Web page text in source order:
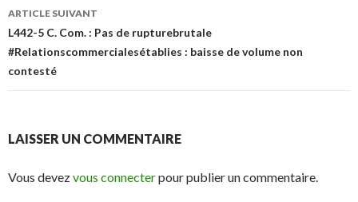
ARTICLE SUIVANT
L442-5 C. Com. : Pas de rupturebrutale
#Relationscommercialesétablies : baisse de volume non
contesté
LAISSER UN COMMENTAIRE
Vous devezvous connecterpour publier un commentaire.